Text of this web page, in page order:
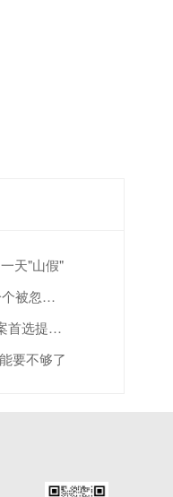
天"山假"
当春晚AI大战烧掉数十亿，我们看到了一个被忽视的真相
宇凡微亮相2026雨果大会：以“AI硬件方案首选提供商”赋能跨境出海
要不够了